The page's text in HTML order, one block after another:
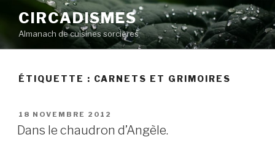
contenu
principal
CIRCADISMES
Almanach de cuisines sorcières
ÉTIQUETTE : CARNETS ET GRIMOIRES
PUBLIÉ
LE
18 NOVEMBRE 2012
Dans le chaudron d’Angèle.